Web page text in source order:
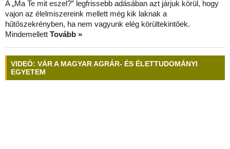
A „Ma Te mit eszel?” legfrissebb adásában azt járjuk körül, hogy
vajon az élelmiszereink mellett még kik laknak a
hűtőszekrényben, ha nem vagyunk elég körültekintőek.
Mindemellett Tovább »
VIDEÓ: VÁR A MAGYAR AGRÁR- ÉS ÉLETTUDOMÁNYI
EGYETEM